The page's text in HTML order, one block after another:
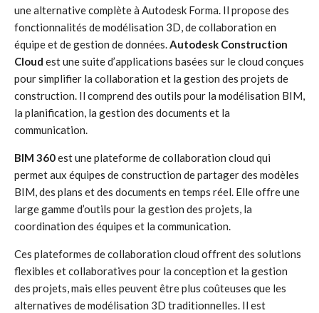
une alternative complète à Autodesk Forma. Il propose des
fonctionnalités de modélisation 3D, de collaboration en
équipe et de gestion de données.Autodesk Construction
Cloud est une suite d’applications basées sur le cloud conçues
pour simplifier la collaboration et la gestion des projets de
construction. Il comprend des outils pour la modélisation BIM,
la planification, la gestion des documents et la
communication.
BIM 360est une plateforme de collaboration cloud qui
permet aux équipes de construction de partager des modèles
BIM, des plans et des documents en temps réel. Elle offre une
large gamme d’outils pour la gestion des projets, la
coordination des équipes et la communication.
Ces plateformes de collaboration cloud offrent des solutions
flexibles et collaboratives pour la conception et la gestion
des projets, mais elles peuvent être plus coûteuses que les
alternatives de modélisation 3D traditionnelles. Il est